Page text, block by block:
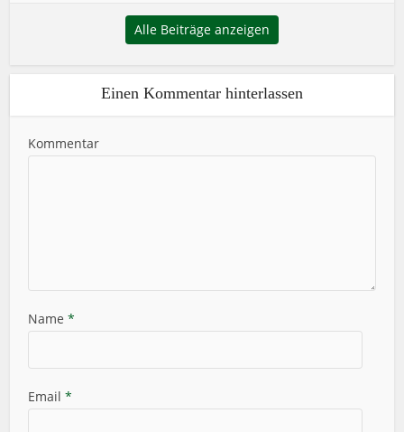
Alle Beiträge anzeigen
Einen Kommentar hinterlassen
Kommentar
Name *
Email *